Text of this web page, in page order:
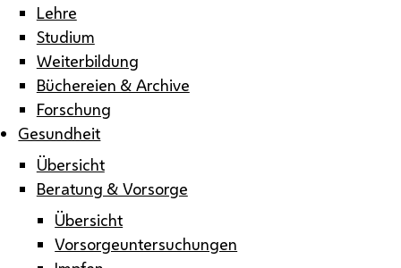
Lehre
Studium
Weiterbildung
Büchereien & Archive
Forschung
Gesundheit
Übersicht
Beratung & Vorsorge
Übersicht
Vorsorgeuntersuchungen